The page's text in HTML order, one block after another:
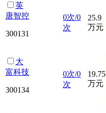
英
唐智控
300131
0次/0
次
25.9
万元
大
富科技
300134
0次/0
次
19.75
万元